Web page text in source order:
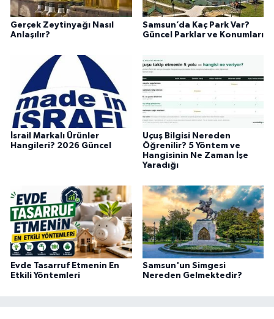
Gerçek Zeytinyağı Nasıl
Anlaşılır?
Samsun’da Kaç Park Var?
Güncel Parklar ve Konumları
İsrail Markalı Ürünler
Hangileri? 2026 Güncel
Uçuş Bilgisi Nereden
Öğrenilir? 5 Yöntem ve
Hangisinin Ne Zaman İşe
Yaradığı
Evde Tasarruf Etmenin En
Etkili Yöntemleri
Samsun'un Simgesi
Nereden Gelmektedir?